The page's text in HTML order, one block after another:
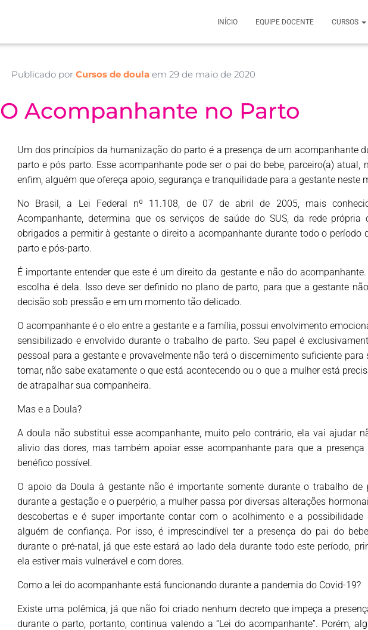
INÍCIO EQUIPE DOCENTE CURSOS
Publicado por Cursos de doula em 29 de maio de 2020
O Acompanhante no Parto
Um dos princípios da humanização do parto é a presença de um acompanhante
parto e pós parto. Esse acompanhante pode ser o pai do bebe, parceiro(a) atual,
enfim, alguém que ofereça apoio, segurança e tranquilidade para a gestante neste
No Brasil, a Lei Federal nº 11.108, de 07 de abril de 2005, mais
Acompanhante, determina que os serviços de saúde do SUS, da rede própria
obrigados a permitir à gestante o direito a acompanhante durante todo o período
parto e pós-parto.
É importante entender que este é um direito da gestante e não do
escolha é dela. Isso deve ser definido no plano de parto, para que a gestante
decisão sob pressão e em um momento tão delicado.
O acompanhante é o elo entre a gestante e a família, possui envolvimento
sensibilizado e envolvido durante o trabalho de parto. Seu papel é
pessoal para a gestante e provavelmente não terá o discernimento suficiente
tomar, não sabe exatamente o que está acontecendo ou o que a mulher está
de atrapalhar sua companheira.
Mas e a Doula?
A doula não substitui esse acompanhante, muito pelo contrário, ela vai ajudar
alivio das dores, mas também apoiar esse acompanhante para que a
benéfico possível.
O apoio da Doula à gestante não é importante somente durante o trabalho de
durante a gestação e o puerpério, a mulher passa por diversas alterações
descobertas e é super importante contar com o acolhimento e a
alguém de confiança. Por isso, é imprescindível ter a presença do pai do
durante o pré-natal, já que este estará ao lado dela durante todo este período,
ela estiver mais vulnerável e com dores.
Como a lei do acompanhante está funcionando durante a pandemia do Covid-19?
Existe uma polêmica, já que não foi criado nenhum decreto que impeça a
durante o parto, portanto, continua valendo a “Lei do acompanhante”. Porém,